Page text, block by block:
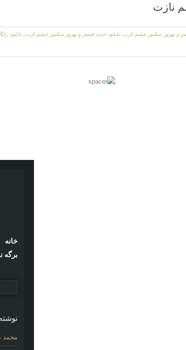
نازت
و بهروز سکتور چشم نازت دانلود جديد قیصر و بهروز سکتور چشم نازت دانلود
خانه
برگه
محمد